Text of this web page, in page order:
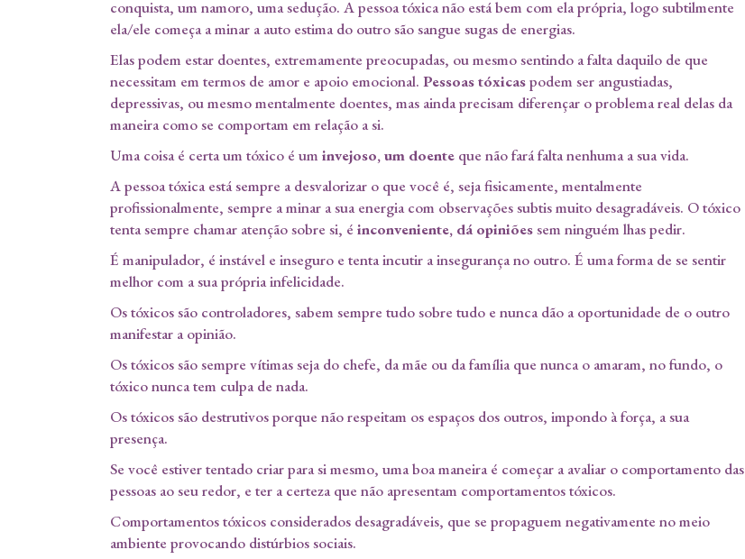
conquista, um namoro, uma sedução. A pessoa tóxica não está bem com ela própria, logo subtilmente
ela/ele começa a minar a auto estima do outro são sangue sugas de energias.
Elas podem estar doentes, extremamente preocupadas, ou mesmo sentindo a falta daquilo de que
necessitam em termos de amor e apoio emocional. Pessoas tóxicaspodem ser angustiadas,
depressivas, ou mesmo mentalmente doentes, mas ainda precisam diferençar o problema real delas da
maneira como se comportam em relação a si.
Uma coisa é certa um tóxico é um invejoso, um doente que não fará falta nenhuma a sua vida.
A pessoa tóxica está sempre a desvalorizar o que você é, seja fisicamente, mentalmente
profissionalmente, sempre a minar a sua energia com observações subtis muito desagradáveis. O tóxico
tenta sempre chamar atenção sobre si, é inconveniente, dá opiniõessem ninguém lhas pedir.
É manipulador, é instável e inseguro e tenta incutir a insegurança no outro. É uma forma de se sentir
melhor com a sua própria infelicidade.
Os tóxicos são controladores, sabem sempre tudo sobre tudo e nunca dão a oportunidade de o outro
manifestar a opinião.
Os tóxicos são sempre vítimas seja do chefe, da mãe ou da família que nunca o amaram, no fundo, o
tóxico nunca tem culpa de nada.
Os tóxicos são destrutivos porque não respeitam os espaços dos outros, impondo à força, a sua
presença.
Se você estiver tentado criar para si mesmo, uma boa maneira é começar a avaliar o comportamento das
pessoas ao seu redor, e ter a certeza que não apresentam comportamentos tóxicos.
Comportamentos tóxicos considerados desagradáveis, que se propaguem negativamente no meio
ambiente provocando distúrbios sociais.